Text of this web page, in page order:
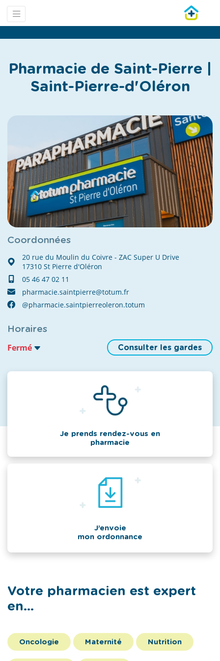
Pharmacie de Saint-Pierre |
Saint-Pierre-d'Oléron
Coordonnées
20 rue du Moulin du Coivre - ZAC Super U Drive
17310 St Pierre d'Oléron
05 46 47 02 11
pharmacie.saintpierre@totum.fr
@pharmacie.saintpierreoleron.totum
Horaires
Fermé Consulter les gardes
Je prends rendez-vous en
pharmacie
J’envoie
mon ordonnance
Votre pharmacien est expert
en...
Oncologie Maternité Nutrition